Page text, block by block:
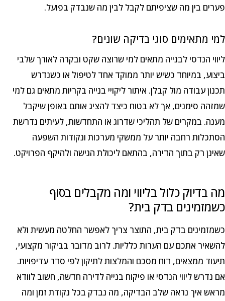
פערים בין מה שציפיתם לקבל לבין מה שנבדק בפועל.
למי מתאימים סוגי בדיקה שונים?
ליווי הנדסי לבנייה מתאים למי שרוצה שקט ובקרה לאורך שלבי
ביצוע, במיוחד כשיש יותר ממוקד אחד לטיפול או כשנדרש
תכנון עבודה מול קבלן. איתור ליקויי בנייה בקריות מתאים גם למי
שמזהה סימנים, אך לא בטוח כיצד להציג אותם באופן שיקבל
מענה. במקרים של תהליכי שדרוג או התחדשות, לעיתים נדרשת
הסתכלות רחבה יותר על ממשקי מערכות ונקודות השפעה
שאינן רק בתוך הדירה, בהתאם ליכולת הגישה ולהיקף הפרויקט.
מה בדיוק כלול בליווי ומה מקבלים בסוף
כשמזמינים בדק בית?
כשמזמינים בדק בית, התוצר צריך לאפשר החלטה מעשית ולא
להשאיר אתכם עם הערות כלליות. לרוב מדובר בביקור מקצועי,
תיעוד ממצאים, דוח מסכם והמלצות לתיקון לפי סדר עדיפויות.
אם נדרש ליווי הנדסי או פיקוח בנייה לדירה חדשה, חשוב לוודא
מראש איך נראה שלב הבדיקה, מה נבדק בכל נקודת זמן ומה